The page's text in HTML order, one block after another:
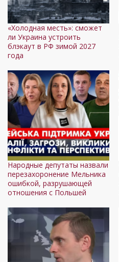
«Холодная месть»: сможет
ли Украина устроить
блэкаут в РФ зимой 2027
года
Народные депутаты назвали
перезахоронение Мельника
ошибкой, разрушающей
отношения с Польшей